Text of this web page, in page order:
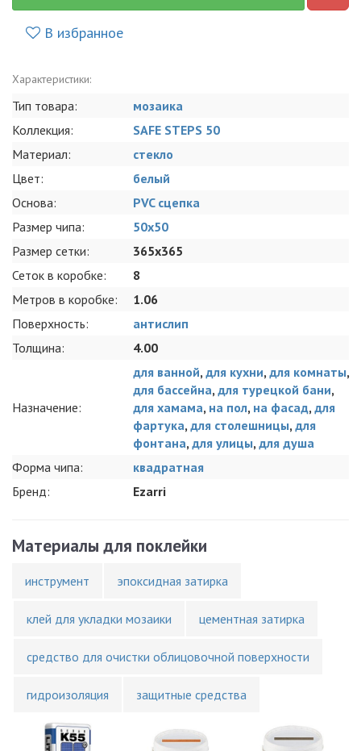
В избранное
Характеристики:
Тип товара:
мозаика
Коллекция:
SAFE STEPS 50
Материал:
стекло
Цвет:
белый
Основа:
PVC сцепка
Размер чипа:
50x50
Размер сетки:
365x365
Сеток в коробке:
8
Метров в коробке:
1.06
Поверхность:
антислип
Толщина:
4.00
Назначение:
для ванной, для кухни, для комнаты,
для бассейна, для турецкой бани,
для хамама, на пол, на фасад, для
фартука, для столешницы, для
фонтана, для улицы, для душа
Форма чипа:
квадратная
Бренд:
Ezarri
Материалы для поклейки
инструмент эпоксидная затирка
клей для укладки мозаики цементная затирка
средство для очистки облицовочной поверхности
гидроизоляция защитные средства